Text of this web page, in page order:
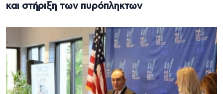
και στήριξη των πυρόπληκτων